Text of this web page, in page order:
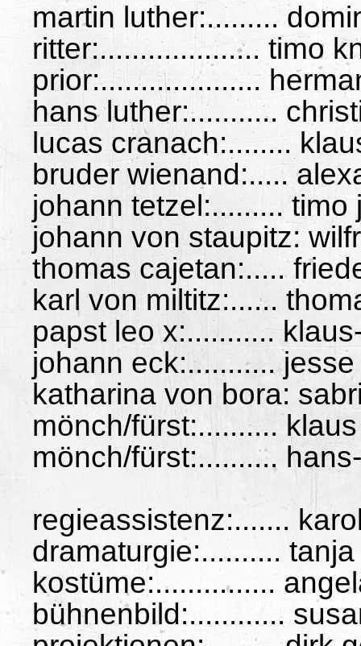
martin luther:.........
ritter:.................... timo
prior:....................
hans luther:...........
lucas cranach:........
bruder wienand:.....
johann tetzel:......... timo
johann von staupitz:
thomas cajetan:.....
karl von miltitz:......
papst leo x:...........
johann eck:...........
katharina von bora:
mönch/fürst:..........
mönch/fürst:..........
regieassistenz:.......
dramaturgie:..........
kostüme:...............
bühnenbild:............